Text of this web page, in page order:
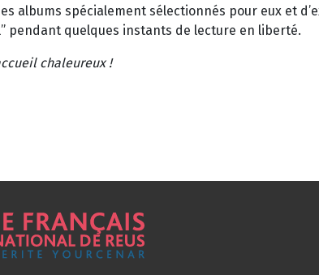
albums spécialement sélectionnés pour eux et
pendant quelques instants de lecture en liberté.
chaleureux !